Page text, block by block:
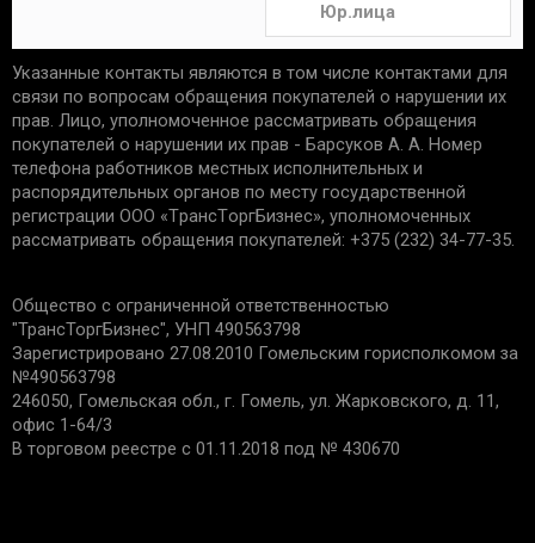
Юр.лица
Указанные контакты являются в том числе контактами для
связи по вопросам обращения покупателей о нарушении их
прав. Лицо, уполномоченное рассматривать обращения
покупателей о нарушении их прав - Барсуков А. А. Номер
телефона работников местных исполнительных и
распорядительных органов по месту государственной
регистрации ООО «TрaнcТopгБизнec», уполномоченных
рассматривать обращения покупателей: +375 (232) 34-77-35.
Общество с ограниченной ответственностью
"ТрансТоргБизнес", УНП 490563798
Зарегистрировано 27.08.2010 Гомельским горисполкомом за
№490563798
246050, Гомельская обл., г. Гомель, ул. Жарковского, д. 11,
офис 1-64/3
В торговом реестре с 01.11.2018 под № 430670